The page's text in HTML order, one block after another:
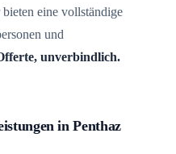
eine vollständige
und
unverbindlich.
in Penthaz